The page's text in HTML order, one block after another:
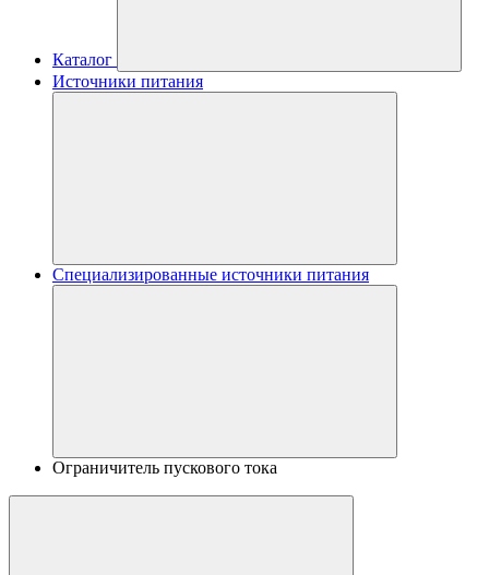
Каталог
Источники питания
Специализированные источники питания
Ограничитель пускового тока